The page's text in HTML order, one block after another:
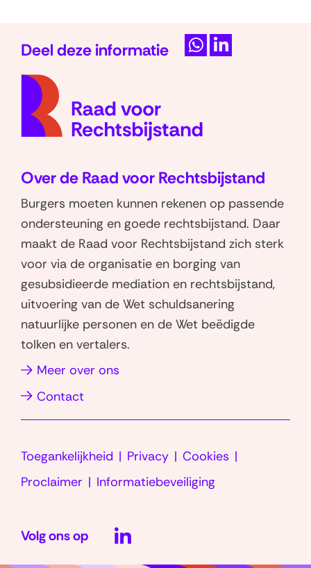
n
p
p
e
n
l
a
p
p
n
Deel deze informatie
n
p
h
a
t
s
a
p
p
p
i
n
k
e
d
I
n
Over de Raad voor Rechtsbijstand
Burgers moeten kunnen rekenen op passende
ondersteuning en goede rechtsbijstand. Daar
maakt de Raad voor Rechtsbijstand zich sterk
voor via de organisatie en borging van
gesubsidieerde mediation en rechtsbijstand,
uitvoering van de Wet schuldsanering
natuurlijke personen en de Wet beëdigde
tolken en vertalers.
Meer over ons
Contact
Toegankelijkheid Privacy
Cookies
Proclaimer
Informatiebeveiliging
Volg ons op
in